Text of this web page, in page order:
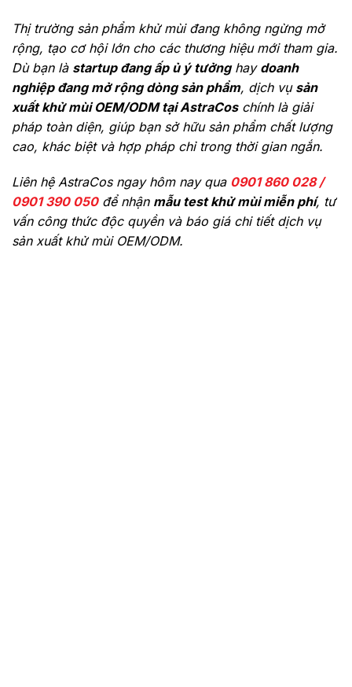
Thị trường sản phẩm khử mùi đang không ngừng mở
rộng, tạo cơ hội lớn cho các thương hiệu mới tham gia.
Dù bạn là startup đang ấp ủ ý tưởnghay doanh
nghiệp đang mở rộng dòng sản phẩm, dịch vụ sản
xuất khử mùi OEM/ODM tại AstraCoschính là giải
pháp toàn diện, giúp bạn sở hữu sản phẩm chất lượng
cao, khác biệt và hợp pháp chỉ trong thời gian ngắn.
Liên hệ AstraCosngay hôm nay qua 0901 860 028 /
0901 390 050để nhận mẫu test khử mùi miễn phí, tư
vấn công thức độc quyền và báo giá chi tiết dịch vụ
sản xuất khử mùi OEM/ODM.